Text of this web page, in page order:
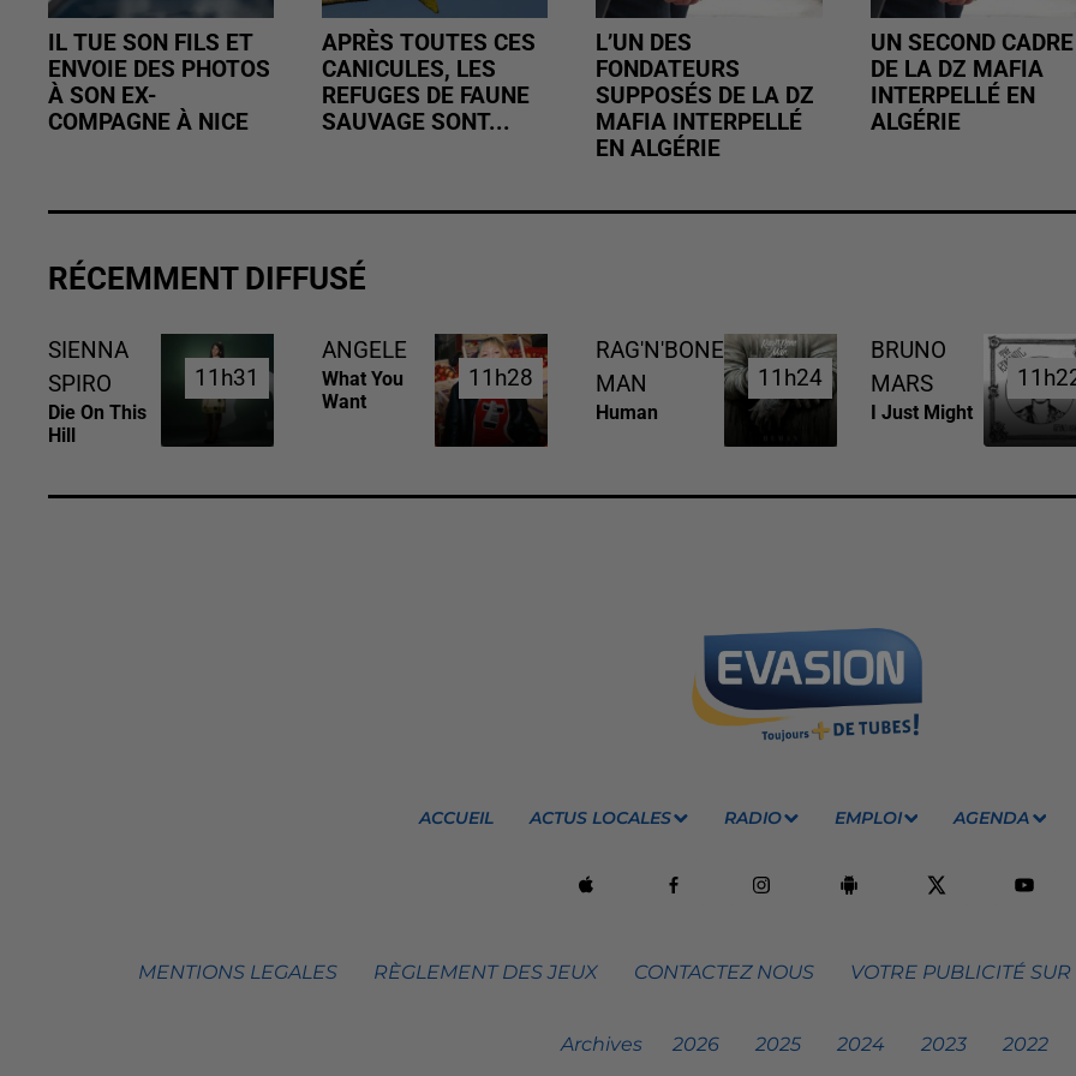
IL TUE SON FILS ET
ENVOIE DES PHOTOS
À SON EX-
COMPAGNE À NICE
APRÈS TOUTES CES
CANICULES, LES
REFUGES DE FAUNE
SAUVAGE SONT...
L’UN DES
FONDATEURS
SUPPOSÉS DE LA DZ
MAFIA INTERPELLÉ
EN ALGÉRIE
UN SECOND CADRE
DE LA DZ MAFIA
INTERPELLÉ EN
ALGÉRIE
RÉCEMMENT DIFFUSÉ
SIENNA
SPIRO
Die On This
Hill
11h31
11h31
ANGELE
What You
Want
11h28
11h28
RAG'N'BONE
MAN
Human
11h24
11h24
BRUNO
MARS
I Just Might
ACCUEIL ACTUS LOCALES RADIO EMPLOI AGENDA
MENTIONS LEGALES RÈGLEMENT DES JEUX CONTACTEZ NOUS VOTRE PUBLICITÉ
Archives 2026 2025 2024 2023 2022